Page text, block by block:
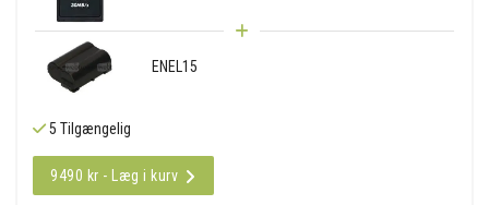
ENEL15
5 Tilgængelig
9490 kr - Læg i kurv